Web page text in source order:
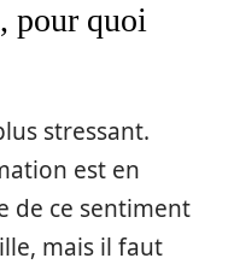
pour quoi
stressant.
est en
de ce sentiment
mais il faut